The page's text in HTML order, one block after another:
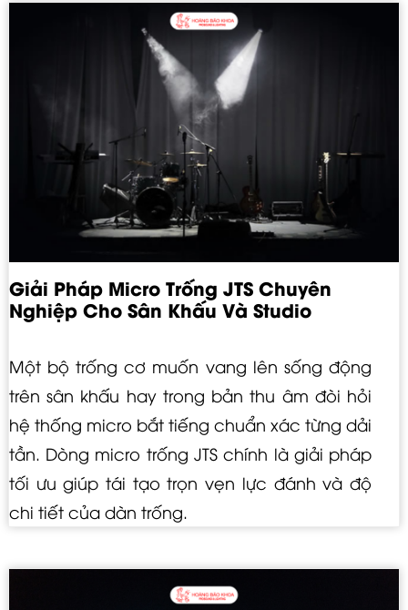
Giải Pháp Micro Trống JTS Chuyên
Nghiệp Cho Sân Khấu Và Studio
Một bộ trống cơ muốn vang lên sống động
trên sân khấu hay trong bản thu âm đòi hỏi
hệ thống micro bắt tiếng chuẩn xác từng dải
tần. Dòng micro trống JTS chính là giải pháp
tối ưu giúp tái tạo trọn vẹn lực đánh và độ
chi tiết của dàn trống.